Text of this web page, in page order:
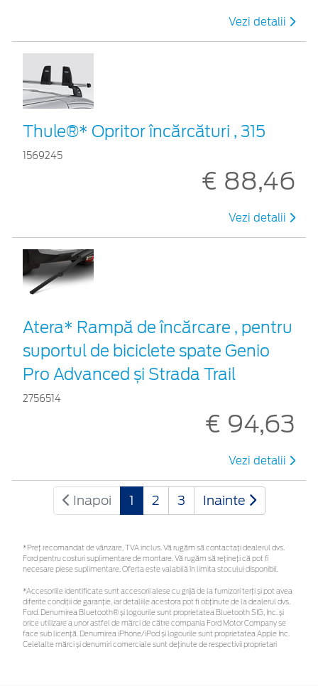
Vezi detalii
Thule®* Opritor încărcături , 315
1569245
€ 88,46
Vezi detalii
Atera* Rampă de încărcare , pentru
suportul de biciclete spate Genio
Pro Advanced și Strada Trail
2756514
€ 94,63
Vezi detalii
Inapoi 1 2 3 Inainte
*Preţ recomandat de vânzare, TVA inclus. Vă rugăm să contactaţi dealerul dvs.
Ford pentru costuri suplimentare de montare. Vă rugăm să rețineți că pot fi
necesare piese suplimentare. Oferta este valabilă în limita stocului disponibil.
*Accesoriile identificate sunt accesorii alese cu grijă de la furnizori terți și pot avea
diferite condiții de garanție, iar detaliile acestora pot fi obținute de la dealerul dvs.
Ford. Denumirea Bluetooth® și logourile sunt proprietatea Bluetooth SIG, Inc. și
orice utilizare a unor astfel de mărci de către compania Ford Motor Company se
face sub licență. Denumirea iPhone/iPod și logourile sunt proprietatea Apple Inc.
Celelalte mărci și denumiri comerciale sunt deținute de respectivii proprietari